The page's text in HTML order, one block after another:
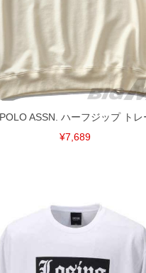
望の場合】
なります。
入下さい。（裾上げ無料対象商品
の商品は有料（500円+税）とな
間程お時間を頂く場合がございま
品・交換不可となりますので、予
ない商品がございます。(例：裾
施されている等)
ASSN. ハーフジップ トレ
¥7,689